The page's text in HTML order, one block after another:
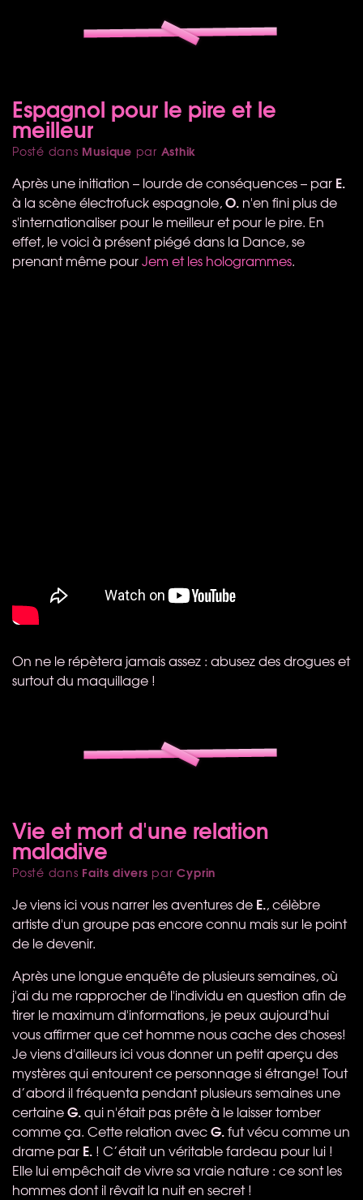
Espagnol pour le pire et le
meilleur
Posté dans Musique par Asthik
Après une initiation – lourde de conséquences – par E.
à la scène électrofuck espagnole,O. n'en fini plus de
s'internationaliser pour le meilleur et pour le pire. En
effet, le voici à présent piégé dans la Dance, se
prenant même pourJem et les hologrammes.
On ne le répètera jamais assez : abusez des drogues et
surtout du maquillage !
Vie et mort d'une relation
maladive
Posté dans Faits divers parCyprin
Je viens ici vous narrer les aventures de E., célèbre
artiste d'un groupe pas encore connu mais sur le point
de le devenir.
Après une longue enquête de plusieurs semaines, où
j'ai du me rapprocher de l'individu en question afin de
tirer le maximum d'informations, je peux aujourd'hui
vous affirmer que cet homme nous cache des choses!
Je viens d'ailleurs ici vous donner un petit aperçu des
mystères qui entourent ce personnage si étrange! Tout
d’abord il fréquenta pendant plusieurs semaines une
certaineG.qui n'était pas prête à le laisser tomber
comme ça. Cette relation avecG.fut vécu comme un
drame par E. ! C’était un véritable fardeau pour lui !
Elle lui empêchait de vivre sa vraie nature : ce sont les
hommes dont il rêvait la nuit en secret !